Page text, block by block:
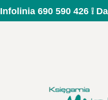
Infolinia 690 590 426 ❕